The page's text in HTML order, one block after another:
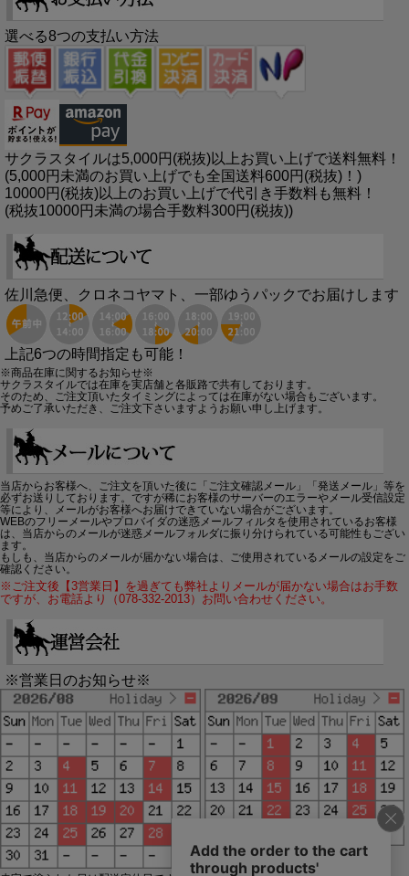
選べる8つの支払い方法
サクラスタイルは5,000円(税抜)以上お買い上げで送料無料！
(5,000円未満のお買い上げでも全国送料600円(税抜)！)
10000円(税抜)以上のお買い上げで代引き手数料も無料！
(税抜10000円未満の場合手数料300円(税抜))
佐川急便、クロネコヤマト、一部ゆうパックでお届けします
上記6つの時間指定も可能！
※商品在庫に関するお知らせ※
サクラスタイルでは在庫を実店舗と各販路で共有しております。
そのため、ご注文頂いたタイミングによっては在庫がない場合もございます。
予めご了承いただき、ご注文下さいますようお願い申し上げます。
当店からお客様へ、ご注文を頂いた後に「ご注文確認メール」「発送メール」等を
必ずお送りしております。ですが稀にお客様のサーバーのエラーやメール受信設定
等により、メールがお客様へお届けできていない場合がございます。
WEBのフリーメールやプロバイダの迷惑メールフィルタを使用されているお客様
は、当店からのメールが迷惑メールフォルダに振り分けられている可能性もござい
ます。
もしも、当店からのメールが届かない場合は、ご使用されているメールの設定をご
確認ください。
※ご注文後【3営業日】を過ぎても弊社よりメールが届かない場合はお手数
ですが、お電話より（078-332-2013）お問い合わせください。
※営業日のお知らせ※